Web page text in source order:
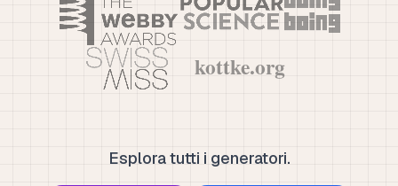
Esplora tutti i generatori.